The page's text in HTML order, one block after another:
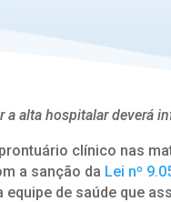
a alta hospitalar deverá
clínico nas
a sanção da Lei nº
de saúde que